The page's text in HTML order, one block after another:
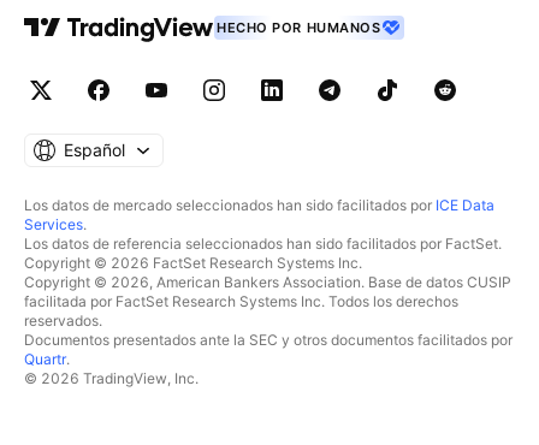
HECHO POR HUMANOS
Español
Los datos de mercado seleccionados han sido facilitados por ICE Data
Services.
Los datos de referencia seleccionados han sido facilitados por FactSet.
Copyright © 2026 FactSet Research Systems Inc.
Copyright © 2026, American Bankers Association. Base de datos CUSIP
facilitada por FactSet Research Systems Inc. Todos los derechos
reservados.
Documentos presentados ante la SEC y otros documentos facilitados por
Quartr.
© 2026 TradingView, Inc.